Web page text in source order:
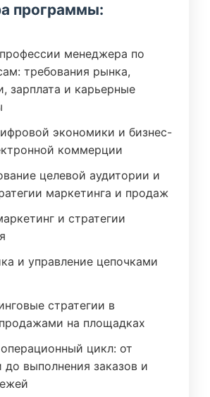
программы:
менеджера по
требования рынка,
зарплата и карьерные
экономики и бизнес-
коммерции
целевой аудитории и
маркетинга и продаж
и стратегии
и управление цепочками
стратегии в
на площадках
цикл: от
до выполнения заказов и